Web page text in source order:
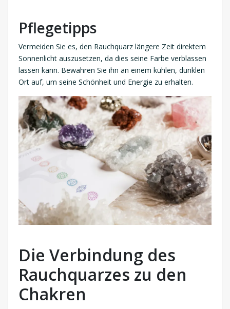
Pflegetipps
Vermeiden Sie es, den Rauchquarz längere Zeit direktem
Sonnenlicht auszusetzen, da dies seine Farbe verblassen
lassen kann. Bewahren Sie ihn an einem kühlen, dunklen
Ort auf, um seine Schönheit und Energie zu erhalten.
Die Verbindung des
Rauchquarzes zu den
Chakren